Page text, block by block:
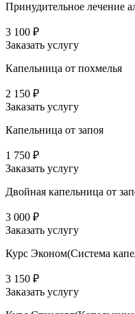
Принудительное лечение
3 100 ₽
Заказать услугу
Капельница от похмелья
2 150 ₽
Заказать услугу
Капельница от запоя
1 750 ₽
Заказать услугу
Двойная капельница от
3 000 ₽
Заказать услугу
Курс Эконом(Система
3 150 ₽
Заказать услугу